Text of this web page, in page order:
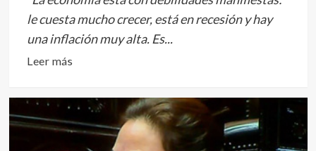
le cuesta mucho crecer, está en recesión y hay
una inflación muy alta. Es...
Leer másLeer
sobre
Lousteau
analizó
el